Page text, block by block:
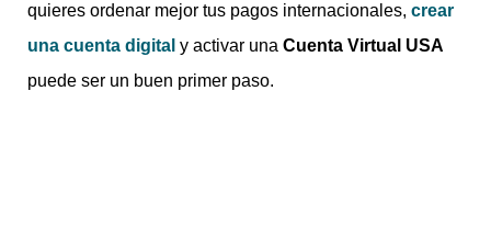
quieres ordenar mejor tus pagos internacionales, crear
una cuenta digital y activar una Cuenta Virtual USA
puede ser un buen primer paso.